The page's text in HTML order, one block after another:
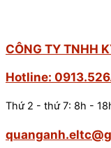
CÔNG TY TNHH
Hotline:
Thứ 2 - thứ 7: 8h -